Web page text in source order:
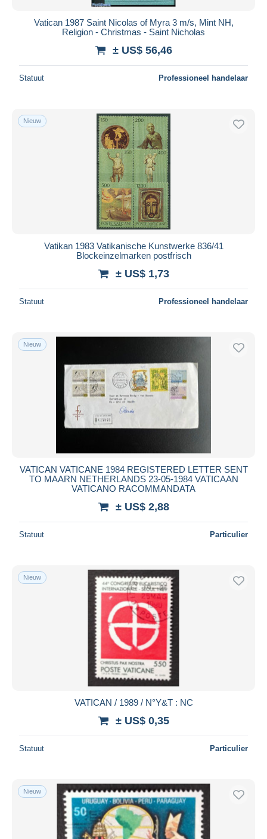
Vatican 1987 Saint Nicolas of Myra 3 m/s, Mint NH,
Religion - Christmas - Saint Nicholas
± US$ 56,46
Statuut Professioneel handelaar
Nieuw
Vatikan 1983 Vatikanische Kunstwerke 836/41
Blockeinzelmarken postfrisch
± US$ 1,73
Statuut Professioneel handelaar
Nieuw
VATICAN VATICANE 1984 REGISTERED LETTER SENT
TO MAARN NETHERLANDS 23-05-1984 VATICAAN
VATICANO RACOMMANDATA
± US$ 2,88
Statuut Particulier
Nieuw
VATICAN / 1989 / N°Y&T : NC
± US$ 0,35
Statuut Particulier
Nieuw